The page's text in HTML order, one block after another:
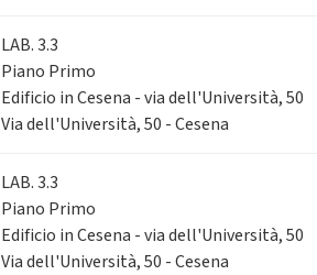
LAB. 3.3
Piano Primo
Edificio in Cesena - via dell'Università, 50
Via dell'Università, 50 - Cesena
LAB. 3.3
Piano Primo
Edificio in Cesena - via dell'Università, 50
Via dell'Università, 50 - Cesena